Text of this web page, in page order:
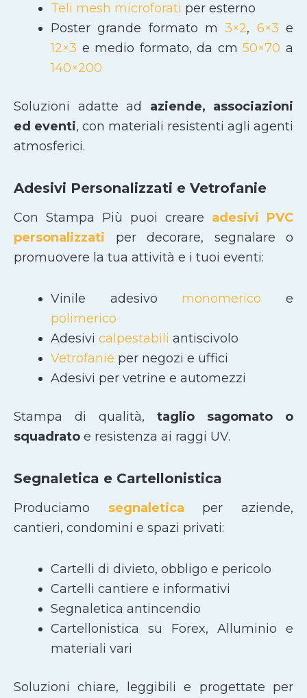
Teli mesh microforati per esterno
Poster grande formato m3×2, 6×3 e
12×3 e medio formato, da cm50×70 a
140×200
Soluzioni adatte ad aziende, associazioni
ed eventi, con materiali resistenti agli agenti
atmosferici.
Adesivi Personalizzati e Vetrofanie
Con Stampa Più puoi creare adesivi PVC
personalizzati per decorare, segnalare o
promuovere la tua attività e i tuoi eventi:
Vinile adesivo monomerico e
polimerico
Adesivi calpestabili antiscivolo
Vetrofanie per negozi e uffici
Adesivi per vetrine e automezzi
Stampa di qualità, taglio sagomato
o
squadrato e resistenza ai raggi UV.
Segnaletica e Cartellonistica
Produciamo segnaletica per aziende,
cantieri, condomini e spazi privati:
Cartelli di divieto, obbligo e pericolo
Cartelli cantiere e informativi
Segnaletica antincendio
Cartellonistica su Forex, Alluminio e
materiali vari
Soluzioni chiare, leggibili e progettate per